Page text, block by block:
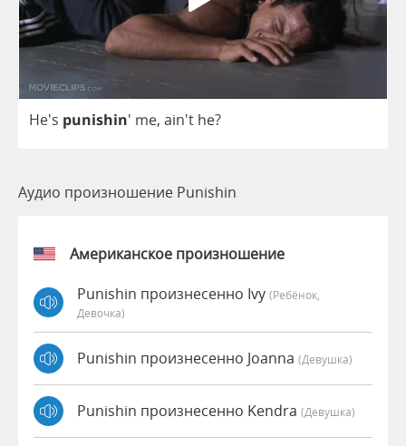
He's punishin' me, ain't he?
Аудио произношение Punishin
Американское произношение
Punishin произнесенно Ivy (Ребёнок,
Девочка)
Punishin произнесенно Joanna (девушка)
Punishin произнесенно Kendra (девушка)